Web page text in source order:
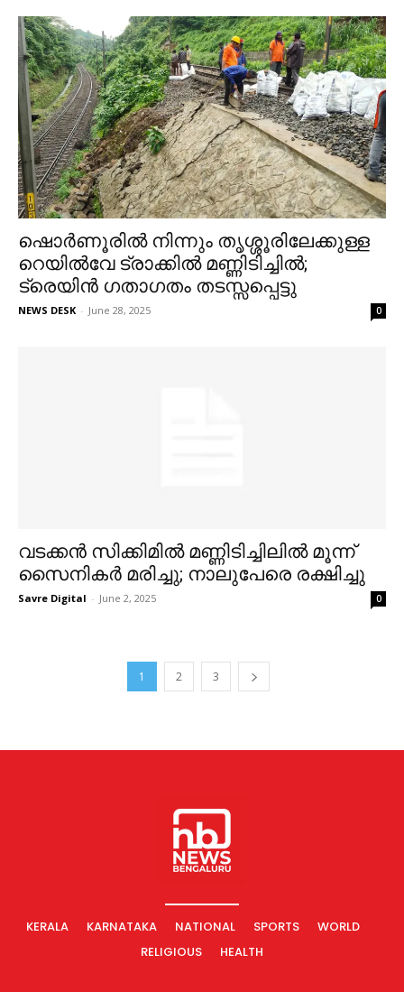
ഷൊർണൂരിൽ നിന്നും തൃശ്ശൂരിലേക്കുള്ള
റെയിൽവേ ട്രാക്കിൽ മണ്ണിടിച്ചിൽ;
ട്രെയിൻ ഗതാഗതം തടസ്സപ്പെട്ടു
NEWS DESK - June 28, 2025 0
വടക്കന്‍ സിക്കിമില്‍ മണ്ണിടിച്ചിലില്‍ മൂന്ന്
സൈനികര്‍ മരിച്ചു; നാലുപേരെ രക്ഷിച്ചു
Savre Digital - June 2, 2025 0
1 2 3
KERALA KARNATAKA NATIONAL SPORTS
WORLD
RELIGIOUS
HEALTH